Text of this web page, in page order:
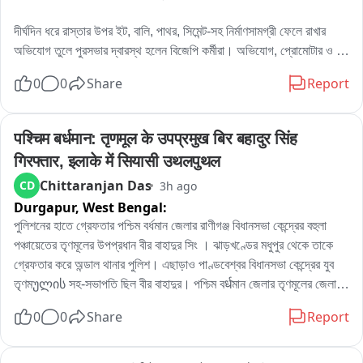
দীর্ঘদিন ধরে রাস্তার উপর ইট, বালি, পাথর, সিমেন্ট-সহ নির্মাণসামগ্রী ফেলে রাখার
অভিযোগ তুলে পুরসভার দ্বারস্থ হলেন বিজেপি কর্মীরা। অভিযোগ, প্রোমোটার ও
হচ্ছে, বাড়ছে দুর্ঘটনার আশঙ্কাও। বিষয়টি নিয়ে পুরসভায় লিখিত অভিযোগ জমা
এলাকার বিজেপি কর্মী রোহিত দে জানান, এলাকাবাসীর অভিযোগের ভিত্তিতেই তাঁরা
পুরসভায় স্মারকলিপি জমা দিয়েছেন। তাঁর দাবি, নির্মাণসামগ্রী মাসের পর মাস রাস্তার
উপর পড়ে থাকায় রাস্তা কার্যত সরু হয়ে গিয়েছে। বর্ষাকালে বালি ও অন্যান্য সামগ্রী
নিকাশি ব্যবস্থা আটকে দিচ্ছে, ফলে জল জমার সমস্যাও বাড়ছে। রাতের অন্ধকারে
ভারী ডাম্পার ও লরিতে মালপত্র নামানোর ফলে রাস্তারও ক্ষতি হচ্ছে বলে অভিযোগ
করেন তিনি। প্রশাসনের তরফে প্রয়োজনীয় ব্যবস্থা নেওয়ার দাবি জানিয়ে তিনি
বলেন, আইনি পথেই এই সমস্যার সমাধান চান তাঁরা。
অন্যদিকে আর এক বিজেপি কর্মী অভিজিৎ বিশ্বাসের অভিযোগ, দীর্ঘদিন ধরে এই
পরিস্থিতি চললেও কোনও কার্যকর পদক্ষেপ নেওয়া হয়নি। তাঁর দাবি, নির্মাণস্থলে বড়
আশঙ্কা রয়েছে। নিত্যদিন ছোটখাটো দুর্ঘটনাও ঘটছে। 그는 অভিযোগ করেন,
0 0 Share Report
पश्चिम बर्धमान: तृणमूल के उपप्रमुख बिर बहादुर सिंह
गिरफ्तार, इलाके में सियासी उथलपुथल
CD Chittaranjan Das 3h ago
Durgapur, West Bengal:
পুলিশনের হাতে গ্রেফতার পশ্চিম বর্ধমান জেলার রাণীগঞ্জ বিধানসভা কেন্দ্রের বহুলা
পঞ্চায়েতের তৃণমূলের উপপ্রধান বীর বাহাদুর সিং । ঝাড়খণ্ডের মধুপুর থেকে তাকে
গ্রেফতার করে অন্ডাল থানার পুলিশ। এছাড়াও পাণ্ডবেশ্বর বিধানসভা কেন্দ্রের যুব
তৃণমულის সহ-সভাপতি ছিল বীর বাহাদুর। পশ্চিম বर्धমান জেলার তৃণমূলের জেলা
বলেও পরিচিত ছিল এই বীর বাহাদুর। এলাকায় সন্ত্রাস তোলাবাজি সহ একাধিক
0 0 Share Report